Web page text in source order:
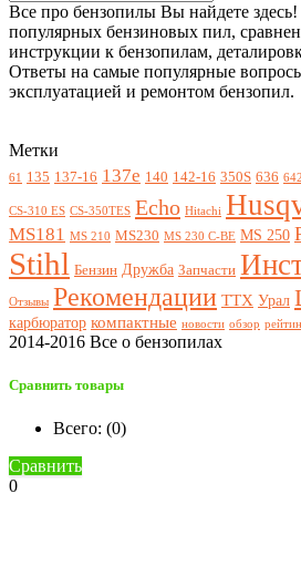
Все про бензопилы Вы найдете
популярных бензиновых пил,
инструкции к бензопилам,
Ответы на самые популярные
эксплуатацией и ремонтом бензопил.
Метки
61 135 137-16 137e 140 142-16 350S 636 642
CS-310 ES CS-350TES Echo Hitachi
MS181 MS 210 MS230 MS 230 C-BE MS 250
Stihl Бензин Дружба Запчасти
Отзывы Рекомендации ТТХ Урал
карбюратор компактные новости обзор
2014-2016 Все о бензопилах
Сравнить товары
Всего: (0)
Сравнить
0